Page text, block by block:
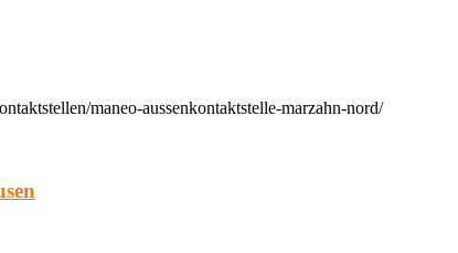
maneo-aussenkontaktstelle-marzahn-nord/